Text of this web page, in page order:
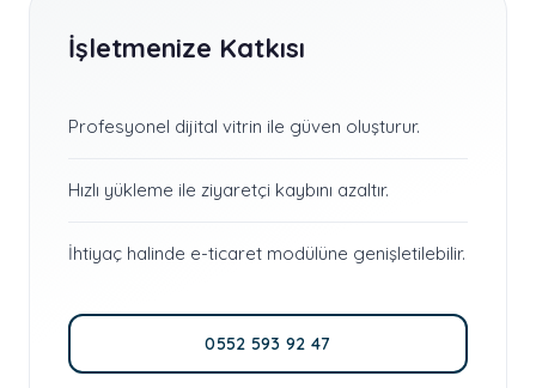
İşletmenize Katkısı
Profesyonel dijital vitrin ile güven oluşturur.
Hızlı yükleme ile ziyaretçi kaybını azaltır.
İhtiyaç halinde e-ticaret modülüne genişletilebilir.
0552 593 92 47